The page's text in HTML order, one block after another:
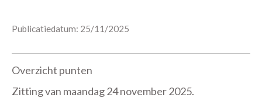
Publicatiedatum: 25/11/2025
Overzicht punten
Zitting van maandag 24 november 2025.